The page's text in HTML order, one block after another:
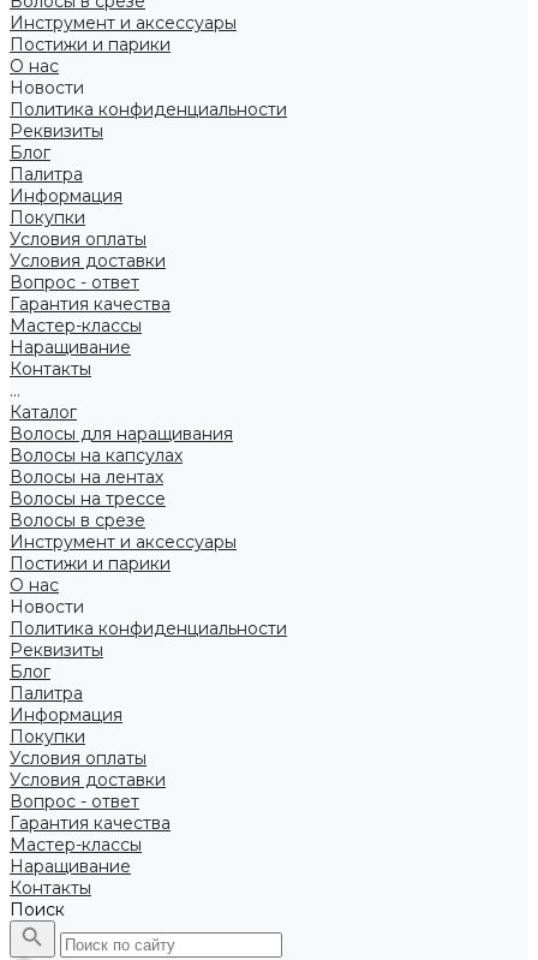
Инструмент и аксессуары
Постижи и парики
О нас
Новости
Политика конфиденциальности
Реквизиты
Блог
Палитра
Информация
Покупки
Условия оплаты
Условия доставки
Вопрос - ответ
Гарантия качества
Мастер-классы
Наращивание
Контакты
...
Каталог
Волосы для наращивания
Волосы на капсулах
Волосы на лентах
Волосы на трессе
Волосы в срезе
Инструмент и аксессуары
Постижи и парики
О нас
Новости
Политика конфиденциальности
Реквизиты
Блог
Палитра
Информация
Покупки
Условия оплаты
Условия доставки
Вопрос - ответ
Гарантия качества
Мастер-классы
Наращивание
Контакты
Поиск